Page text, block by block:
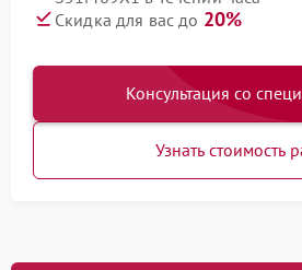
Скидка для вас до 20%
Консультация со
Узнать стоимость